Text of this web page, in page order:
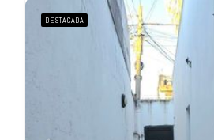
DESTACADA